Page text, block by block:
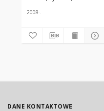
2008-.
DANE KONTAKTOWE